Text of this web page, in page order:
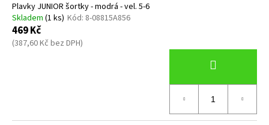
Plavky JUNIOR šortky - modrá - vel. 5-6
Skladem (1 ks) Kód: 8-08815A856
469 Kč
(387,60 Kč bez DPH)